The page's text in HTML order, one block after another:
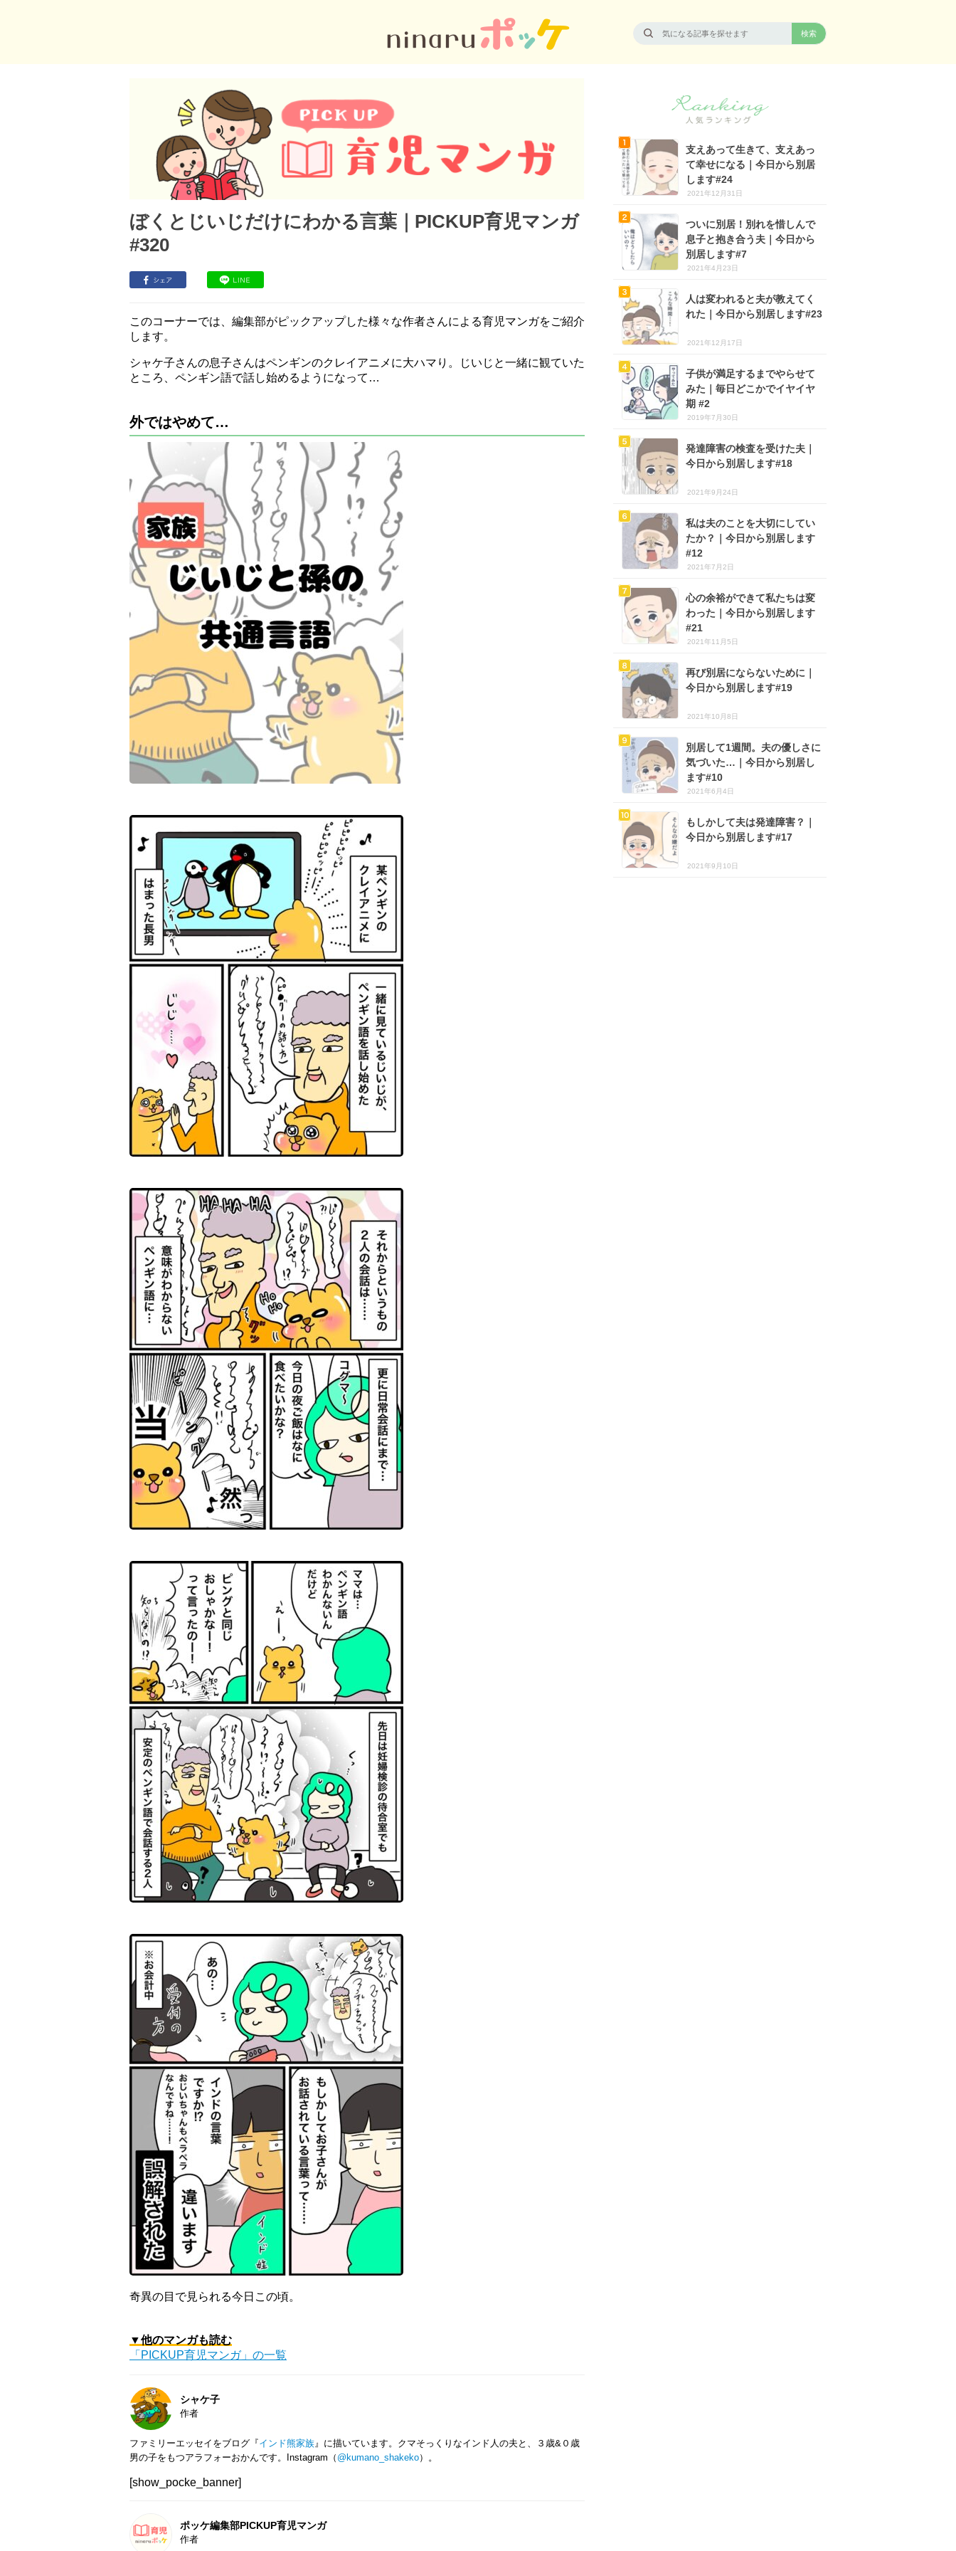
ぼくとじいじだけにわかる言葉｜PICKUP育児マンガ
#320
このコーナーでは、編集部がピックアップした様々な作者さんによる育児マンガをご紹介
します。
シャケ子さんの息子さんはペンギンのクレイアニメに大ハマり。じいじと一緒に観ていた
ところ、ペンギン語で話し始めるようになって…
外ではやめて…
奇異の目で見られる今日この頃。
▼他のマンガも読む
「PICKUP育児マンガ」の一覧
シャケ子
作者
ファミリーエッセイをブログ『インド熊家族 』に描いています。クマそっくりなインド人の夫と、３歳&０歳
男の子をもつアラフォーおかんです。Instagram（ @kumano_shakeko）。
[show_pocke_banner]
ポッケ編集部PICKUP育児マンガ
作者
支えあって生きて、支えあっ
て幸せになる｜今日から別居
します#24
2021年12月31日
ついに別居！別れを惜しんで
息子と抱き合う夫｜今日から
別居します#7
2021年4月23日
人は変われると夫が教えてく
れた｜今日から別居します#23
2021年12月17日
子供が満足するまでやらせて
みた｜毎日どこかでイヤイヤ
期 #2
2019年7月30日
発達障害の検査を受けた夫｜
今日から別居します#18
2021年9月24日
私は夫のことを大切にしてい
たか？｜今日から別居します
#12
2021年7月2日
心の余裕ができて私たちは変
わった｜今日から別居します
#21
2021年11月5日
再び別居にならないために｜
今日から別居します#19
2021年10月8日
別居して1週間。夫の優しさに
気づいた…｜今日から別居し
ます#10
2021年6月4日
もしかして夫は発達障害？｜
今日から別居します#17
2021年9月10日